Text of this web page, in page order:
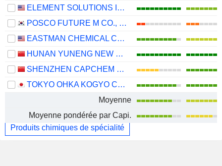
ELEMENT SOLUTIONS INC
POSCO FUTURE M CO., LTD.
EASTMAN CHEMICAL COMPANY
HUNAN YUNENG NEW ENERGY BATTERY MATERIAL CO.,LTD.
SHENZHEN CAPCHEM TECHNOLOGY CO., LTD.
TOKYO OHKA KOGYO CO., LTD.
Moyenne
Moyenne pondérée par Capi.
Produits chimiques de spécialité